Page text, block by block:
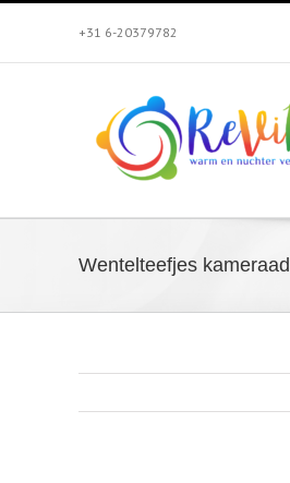
+31 6-20379782
Wentelteefjes